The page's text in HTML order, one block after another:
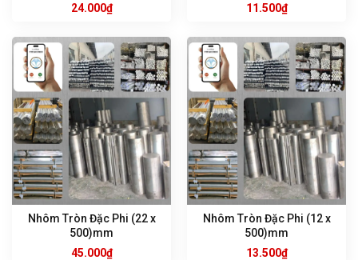
24.000₫
11.500₫
Nhôm Tròn Đặc Phi (22 x
500)mm
45.000₫
Nhôm Tròn Đặc Phi (12 x
500)mm
13.500₫